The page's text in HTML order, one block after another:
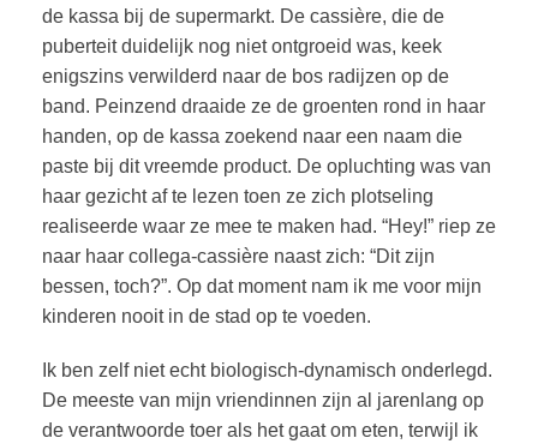
de kassa bij de supermarkt. De cassière, die de
puberteit duidelijk nog niet ontgroeid was, keek
enigszins verwilderd naar de bos radijzen op de
band. Peinzend draaide ze de groenten rond in haar
handen, op de kassa zoekend naar een naam die
paste bij dit vreemde product. De opluchting was van
haar gezicht af te lezen toen ze zich plotseling
realiseerde waar ze mee te maken had. “Hey!” riep ze
naar haar collega-cassière naast zich: “Dit zijn
bessen, toch?”. Op dat moment nam ik me voor mijn
kinderen nooit in de stad op te voeden.
Ik ben zelf niet echt biologisch-dynamisch onderlegd.
De meeste van mijn vriendinnen zijn al jarenlang op
de verantwoorde toer als het gaat om eten, terwijl ik